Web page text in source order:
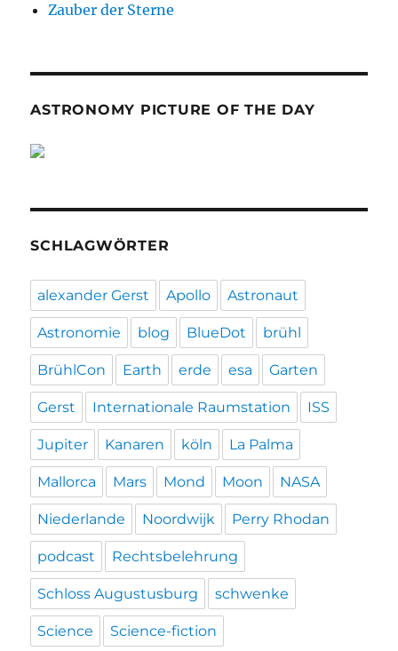
Zauber der Sterne
ASTRONOMY PICTURE OF THE DAY
SCHLAGWÖRTER
alexander Gerst Apollo Astronaut
Astronomie blog BlueDot brühl
BrühlCon Earth erde esa Garten
Gerst Internationale Raumstation ISS
Jupiter Kanaren köln La Palma
Mallorca Mars Mond Moon NASA
Niederlande Noordwijk Perry Rhodan
podcast Rechtsbelehrung
Schloss Augustusburg schwenke
Science Science-fiction